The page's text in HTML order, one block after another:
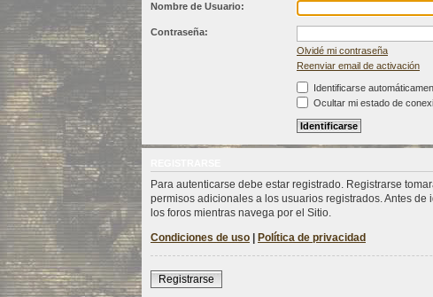
Nombre de Usuario:
Contraseña:
Olvidé mi contraseña
Reenviar email de activación
Identificarse
Ocultar mi estado de
Para autenticarse debe estar registrado. Registrarse
permisos adicionales a los usuarios registrados. Antes
los foros mientras navega por el Sitio.
Condiciones de uso | Política de privacidad
Registrarse